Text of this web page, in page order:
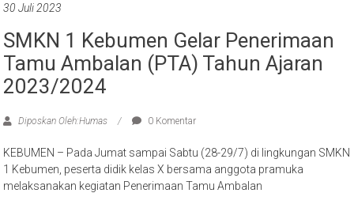
30 Juli 2023
SMKN 1 Kebumen Gelar Penerimaan
Tamu Ambalan (PTA) Tahun Ajaran
2023/2024
Diposkan Oleh:Humas 0 Komentar
KEBUMEN – Pada Jumat sampai Sabtu (28-29/7) di lingkungan SMKN
1 Kebumen, peserta didik kelas X bersama anggota pramuka
melaksanakan kegiatan Penerimaan Tamu Ambalan